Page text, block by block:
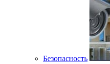
Безопасность